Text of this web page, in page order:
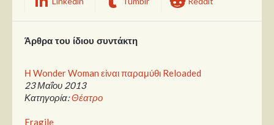
Άρθρα του ίδιου συντάκτη
Η Wonder Woman είναι παραμύθι Reloaded
23 Μαΐου 2013
Κατηγορία:Θέατρο
Fragile